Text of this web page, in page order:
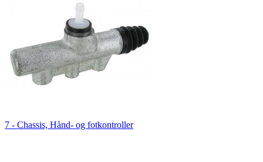
7 - Chassis, Hånd- og fotkontroller